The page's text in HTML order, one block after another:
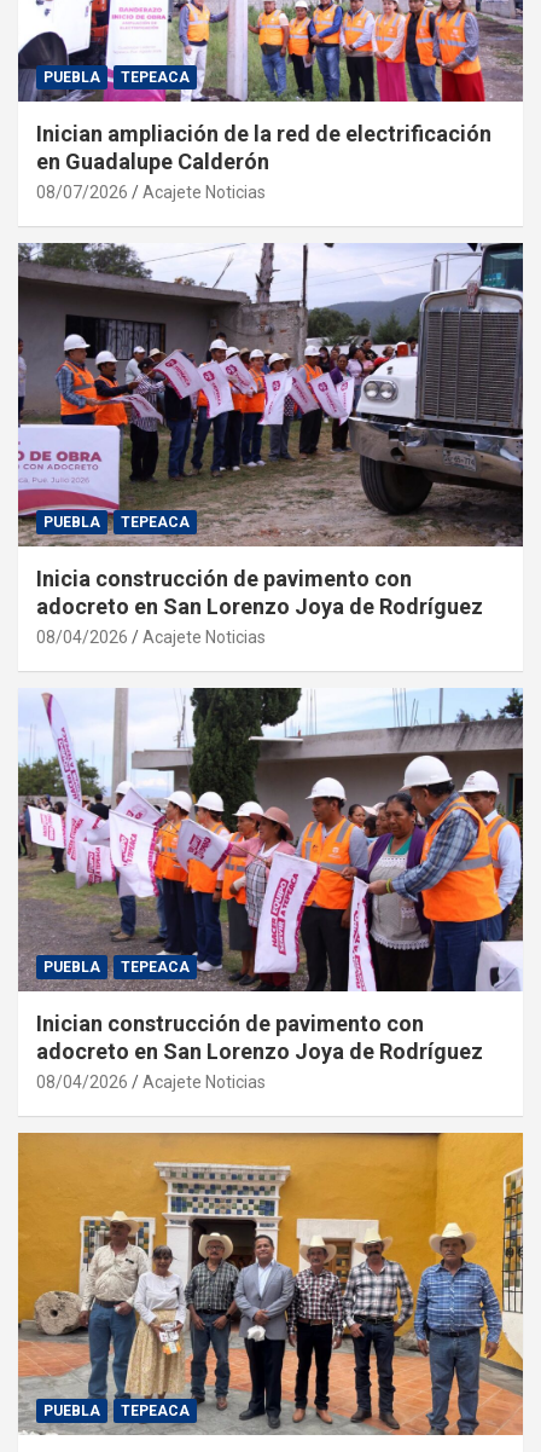
PUEBLA TEPEACA
Inician ampliación de la red de electrificación
en Guadalupe Calderón
08/07/2026 Acajete Noticias
PUEBLA TEPEACA
Inicia construcción de pavimento con
adocreto en San Lorenzo Joya de Rodríguez
08/04/2026 Acajete Noticias
PUEBLA TEPEACA
Inician construcción de pavimento con
adocreto en San Lorenzo Joya de Rodríguez
08/04/2026 Acajete Noticias
PUEBLA TEPEACA